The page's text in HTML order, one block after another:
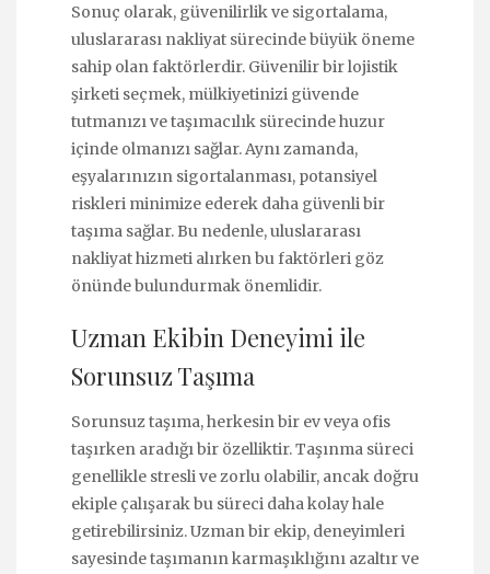
Sonuç olarak, güvenilirlik ve sigortalama,
uluslararası nakliyat sürecinde büyük öneme
sahip olan faktörlerdir. Güvenilir bir lojistik
şirketi seçmek, mülkiyetinizi güvende
tutmanızı ve taşımacılık sürecinde huzur
içinde olmanızı sağlar. Aynı zamanda,
eşyalarınızın sigortalanması, potansiyel
riskleri minimize ederek daha güvenli bir
taşıma sağlar. Bu nedenle, uluslararası
nakliyat hizmeti alırken bu faktörleri göz
önünde bulundurmak önemlidir.
Uzman Ekibin Deneyimi ile
Sorunsuz Taşıma
Sorunsuz taşıma, herkesin bir ev veya ofis
taşırken aradığı bir özelliktir. Taşınma süreci
genellikle stresli ve zorlu olabilir, ancak doğru
ekiple çalışarak bu süreci daha kolay hale
getirebilirsiniz. Uzman bir ekip, deneyimleri
sayesinde taşımanın karmaşıklığını azaltır ve